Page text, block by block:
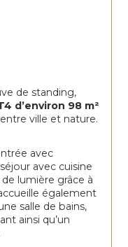
de standing,
d’environ 98 m²
ville et nature.
avec
avec cuisine
lumière grâce à
également
salle de bains,
ainsi qu’un